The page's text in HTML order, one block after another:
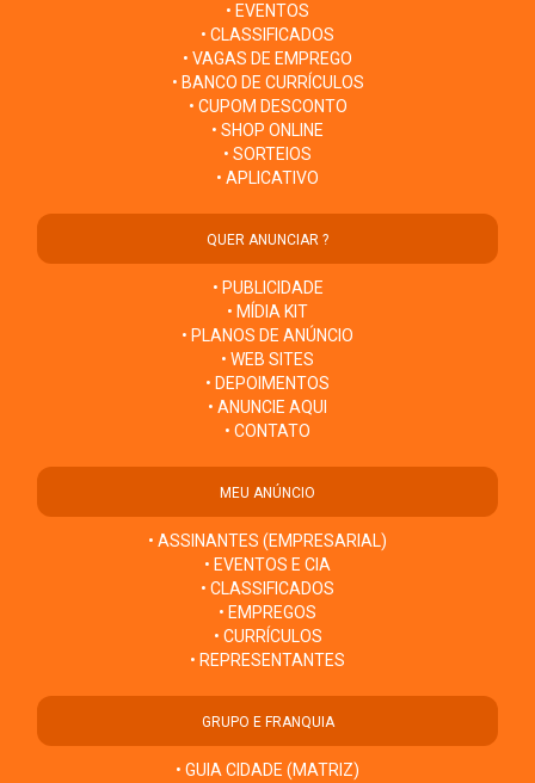
• EVENTOS
• CLASSIFICADOS
• VAGAS DE EMPREGO
• BANCO DE CURRÍCULOS
• CUPOM DESCONTO
• SHOP ONLINE
• SORTEIOS
• APLICATIVO
QUER ANUNCIAR ?
• PUBLICIDADE
• MÍDIA KIT
• PLANOS DE ANÚNCIO
• WEB SITES
• DEPOIMENTOS
• ANUNCIE AQUI
• CONTATO
MEU ANÚNCIO
• ASSINANTES (EMPRESARIAL)
• EVENTOS E CIA
• CLASSIFICADOS
• EMPREGOS
• CURRÍCULOS
• REPRESENTANTES
GRUPO E FRANQUIA
• GUIA CIDADE (MATRIZ)